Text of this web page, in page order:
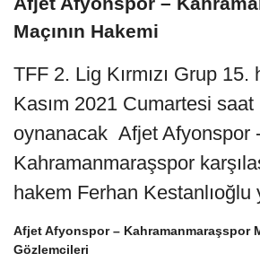
Maçının Hakemi
TFF 2. Lig Kırmızı Grup 15.
Kasım 2021 Cumartesi
oynanacak Afjet Afyonspor
Kahramanmaraşspor
hakem Ferhan Kestanlıoğlu
Afjet Afyonspor – Kahramanmaraşspor
Gözlemcileri